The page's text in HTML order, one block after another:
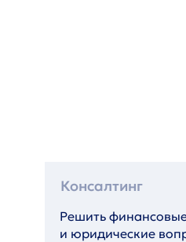
Консалтинг
Решить
и юридические